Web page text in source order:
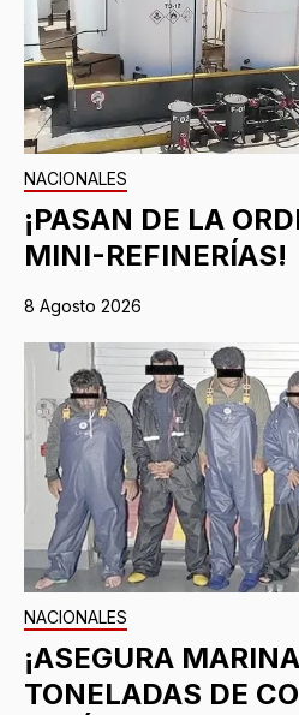
NACIONALES
¡PASAN DE LA
MINI-REFINERÍAS!
8 Agosto 2026
NACIONALES
¡ASEGURA MARINA
TONELADAS DE